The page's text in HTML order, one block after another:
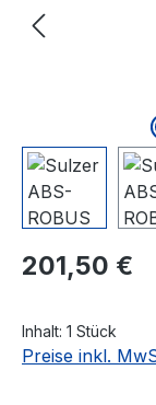
Regulärer Preis:
201,50 €
Inhalt: 1 Stück
Preise inkl.